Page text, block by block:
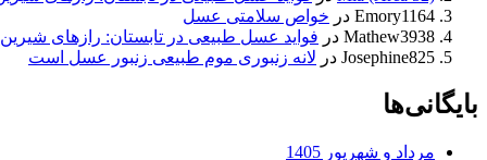
Emory1164 در خواص سلامتی عسل
Mathew3938 در فواید عسل طبیعی در تابستان: رازهای
Josephine825 در لانه زنبوری موم طبیعی زنبور عسل است
بایگانی‌ها
مرداد و شهریور 1405